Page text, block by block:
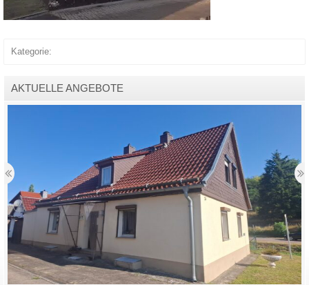
Kategorie:
AKTUELLE ANGEBOTE